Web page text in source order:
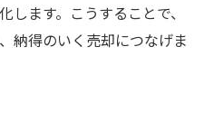
します。こうすることで、
納得のいく売却につなげま